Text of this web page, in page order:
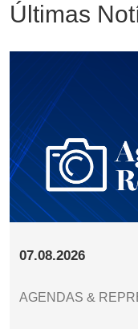
Últimas
07.08.2026
AGENDAS &